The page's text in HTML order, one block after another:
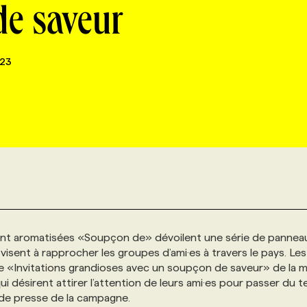
saveur
aromatisées «Soupçon de» dévoilent une série de
à rapprocher les groupes d’ami·es à travers le pays. Les
«Invitations grandioses avec un soupçon de saveur» de la
désirent attirer l’attention de leurs ami·es pour passer du
presse de la campagne.